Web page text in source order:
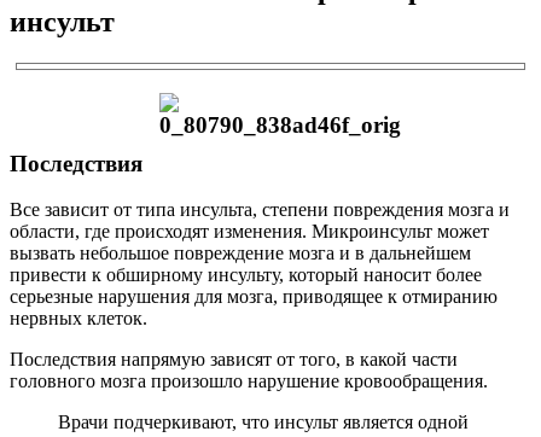
инсульт
Последствия
Все зависит от типа инсульта, степени повреждения мозга и
области, где происходят изменения. Микроинсульт может
вызвать небольшое повреждение мозга и в дальнейшем
привести к обширному инсульту, который наносит более
серьезные нарушения для мозга, приводящее к отмиранию
нервных клеток.
Последствия напрямую зависят от того, в какой части
головного мозга произошло нарушение кровообращения.
Врачи подчеркивают, что инсульт является одной